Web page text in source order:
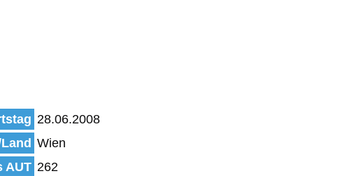
28.06.2008
Wien
AUT 262